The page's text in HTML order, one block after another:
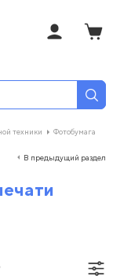
техники
Фотобумага
В предыдущий раздел